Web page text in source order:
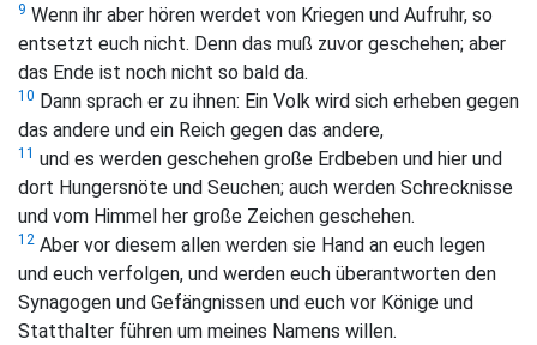
9 Wenn ihr aber hören werdet von Kriegen und Aufruhr, so
entsetzt euch nicht. Denn das muß zuvor geschehen; aber
das Ende ist noch nicht so bald da.
10 Dann sprach er zu ihnen: Ein Volk wird sich erheben gegen
das andere und ein Reich gegen das andere,
11 und es werden geschehen große Erdbeben und hier und
dort Hungersnöte und Seuchen; auch werden Schrecknisse
und vom Himmel her große Zeichen geschehen.
12 Aber vor diesem allen werden sie Hand an euch legen
und euch verfolgen, und werden euch überantworten den
Synagogen und Gefängnissen und euch vor Könige und
Statthalter führen um meines Namens willen.